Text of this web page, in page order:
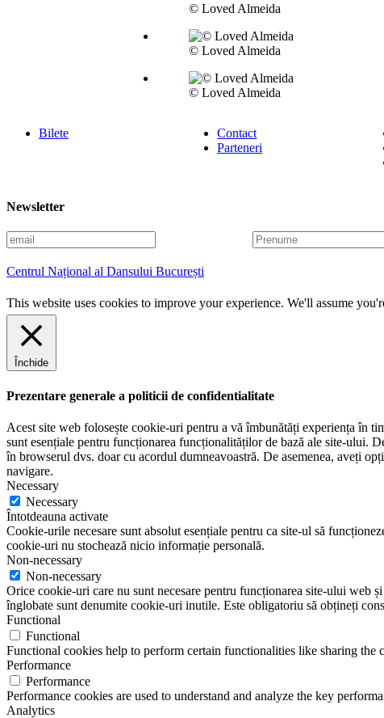
© Loved Almeida
© Loved Almeida
© Loved Almeida
Bilete
Contact
Parteneri
Newsletter
E
m
a
i
l
P
r
u
m
Centrul Național al Dansului București
This website uses cookies to improve your experience. We'll assume
Închide
Prezentare generale a politicii de confidentialitate
Acest site web folosește cookie-uri pentru a vă îmbunătăți experiența în
sunt esențiale pentru funcționarea funcționalităților de bază ale site-ului.
în browserul dvs. doar cu acordul dumneavoastră. De asemenea, aveți
navigare.
Necessary
Necessary
Întotdeauna activate
Cookie-urile necesare sunt absolut esențiale pentru ca site-ul să
cookie-uri nu stochează nicio informație personală.
Non-necessary
Non-necessary
Orice cookie-uri care nu sunt necesare pentru funcționarea site-ului web
înglobate sunt denumite cookie-uri inutile. Este obligatoriu să obțineți
Functional
Functional
Functional cookies help to perform certain functionalities like sharing the
Performance
Performance
Performance cookies are used to understand and analyze the key
Analytics